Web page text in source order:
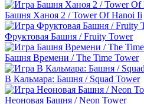
Башня Ханоя 2 / Tower Of Hanoi Ii
Фруктовая Башня / Fruity Tower
Башня Времени / The Time Tower
В Кальмара: Башня / Squad Tower
Неоновая Башня / Neon Tower